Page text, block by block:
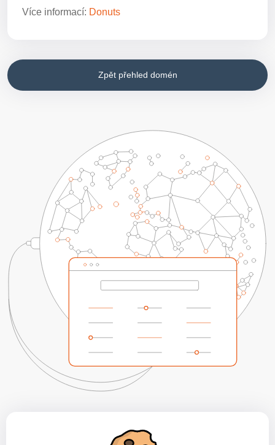
Více informací: Donuts
Zpět přehled domén